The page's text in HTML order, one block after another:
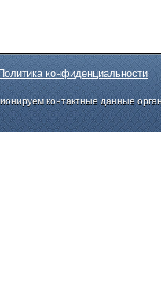
конфиденциальности
контактные данные